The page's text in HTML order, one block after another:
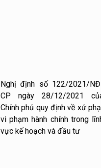
Nghị định số 122/2021/
CP ngày 28/12/2021
Chính phủ quy định về xử
vi phạm hành chính trong
vực kế hoạch và đầu tư